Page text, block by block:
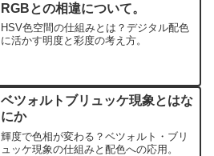
RGBとの相違について。
HSV色空間の仕組みとは？デジタル配色
に活かす明度と彩度の考え方。
ベツォルトブリュッケ現象とはな
にか
輝度で色相が変わる？ベツォルト・ブリ
ュッケ現象の仕組みと配色への応用。